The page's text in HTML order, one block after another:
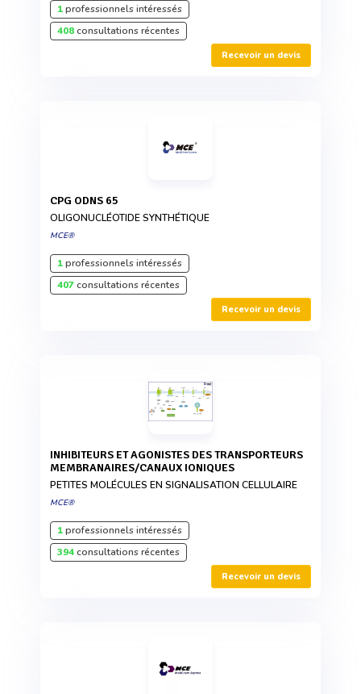
1professionnels intéressés
408consultations récentes
Recevoir un devis
CPG ODNS 65
OLIGONUCLÉOTIDE SYNTHÉTIQUE
MCE®
1professionnels intéressés
407consultations récentes
Recevoir un devis
INHIBITEURS ET AGONISTES DES TRANSPORTEURS
MEMBRANAIRES/CANAUX IONIQUES
PETITES MOLÉCULES EN SIGNALISATION CELLULAIRE
MCE®
1professionnels intéressés
394consultations récentes
Recevoir un devis